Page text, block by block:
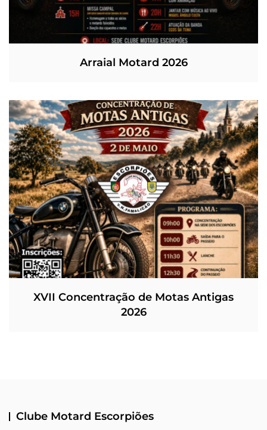
Arraial Motard 2026
XVII Concentração de Motas Antigas
2026
Clube Motard Escorpiões